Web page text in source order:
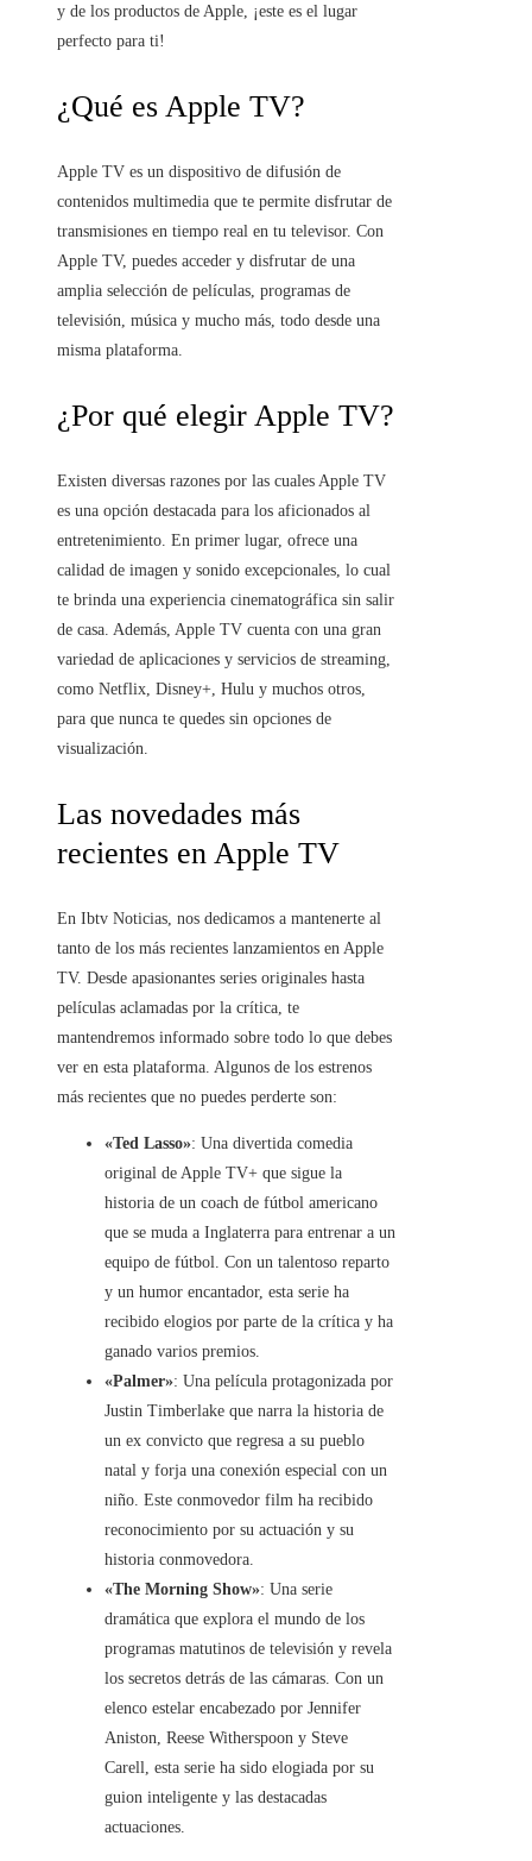
y de los productos de Apple, ¡este es el lugar
perfecto para ti!
¿Qué es Apple TV?
Apple TV es un dispositivo de difusión de
contenidos multimedia que te permite disfrutar de
transmisiones en tiempo real en tu televisor. Con
Apple TV, puedes acceder y disfrutar de una
amplia selección de películas, programas de
televisión, música y mucho más, todo desde una
misma plataforma.
¿Por qué elegir Apple TV?
Existen diversas razones por las cuales Apple TV
es una opción destacada para los aficionados al
entretenimiento. En primer lugar, ofrece una
calidad de imagen y sonido excepcionales, lo cual
te brinda una experiencia cinematográfica sin salir
de casa. Además, Apple TV cuenta con una gran
variedad de aplicaciones y servicios de streaming,
como Netflix, Disney+, Hulu y muchos otros,
para que nunca te quedes sin opciones de
visualización.
Las novedades más
recientes en Apple TV
En Ibtv Noticias, nos dedicamos a mantenerte al
tanto de los más recientes lanzamientos en Apple
TV. Desde apasionantes series originales hasta
películas aclamadas por la crítica, te
mantendremos informado sobre todo lo que debes
ver en esta plataforma. Algunos de los estrenos
más recientes que no puedes perderte son:
«Ted Lasso»: Una divertida comedia
original de Apple TV+ que sigue la
historia de un coach de fútbol americano
que se muda a Inglaterra para entrenar a un
equipo de fútbol. Con un talentoso reparto
y un humor encantador, esta serie ha
recibido elogios por parte de la crítica y ha
ganado varios premios.
«Palmer»: Una película protagonizada por
Justin Timberlake que narra la historia de
un ex convicto que regresa a su pueblo
natal y forja una conexión especial con un
niño. Este conmovedor film ha recibido
reconocimiento por su actuación y su
historia conmovedora.
«The Morning Show»: Una serie
dramática que explora el mundo de los
programas matutinos de televisión y revela
los secretos detrás de las cámaras. Con un
elenco estelar encabezado por Jennifer
Aniston, Reese Witherspoon y Steve
Carell, esta serie ha sido elogiada por su
guion inteligente y las destacadas
actuaciones.